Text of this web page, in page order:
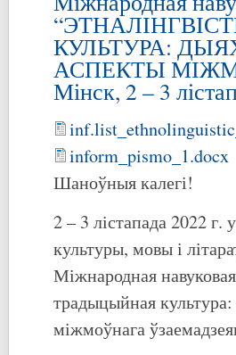
КУЛЬТУРА:
АСПЕКТЫ
Мінск, 2 – 3
inform_pismo_1.docx
Шаноўныя калегі!
2 – 3 лістапада 2022
культуры, мовы і
Міжнародная
традыцыйная
міжмоўнага